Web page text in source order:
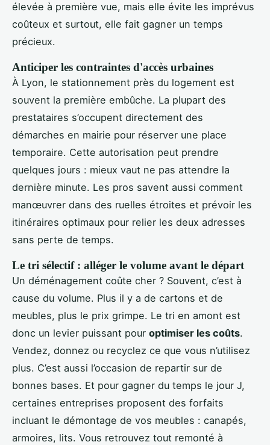
élevée à première vue, mais elle évite les imprévus
coûteux et surtout, elle fait gagner un temps
précieux.
Anticiper les contraintes d'accès urbaines
À Lyon, le stationnement près du logement est
souvent la première embûche. La plupart des
prestataires s’occupent directement des
démarches en mairie pour réserver une place
temporaire. Cette autorisation peut prendre
quelques jours : mieux vaut ne pas attendre la
dernière minute. Les pros savent aussi comment
manœuvrer dans des ruelles étroites et prévoir les
itinéraires optimaux pour relier les deux adresses
sans perte de temps.
Le tri sélectif : alléger le volume avant le départ
Un déménagement coûte cher ? Souvent, c’est à
cause du volume. Plus il y a de cartons et de
meubles, plus le prix grimpe. Le tri en amont est
donc un levier puissant pour optimiser les coûts.
Vendez, donnez ou recyclez ce que vous n’utilisez
plus. C’est aussi l’occasion de repartir sur de
bonnes bases. Et pour gagner du temps le jour J,
certaines entreprises proposent des forfaits
incluant le démontage de vos meubles : canapés,
armoires, lits. Vous retrouvez tout remonté à